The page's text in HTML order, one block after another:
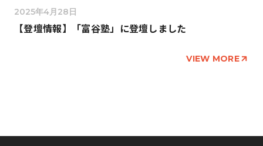
2025年4月28日
【登壇情報】「富谷塾」に登壇しました
VIEW MORE